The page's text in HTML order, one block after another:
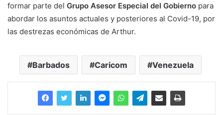
formar parte del Grupo Asesor Especial del Gobierno para
abordar los asuntos actuales y posteriores al Covid-19, por
las destrezas económicas de Arthur.
Barbados Caricom Venezuela